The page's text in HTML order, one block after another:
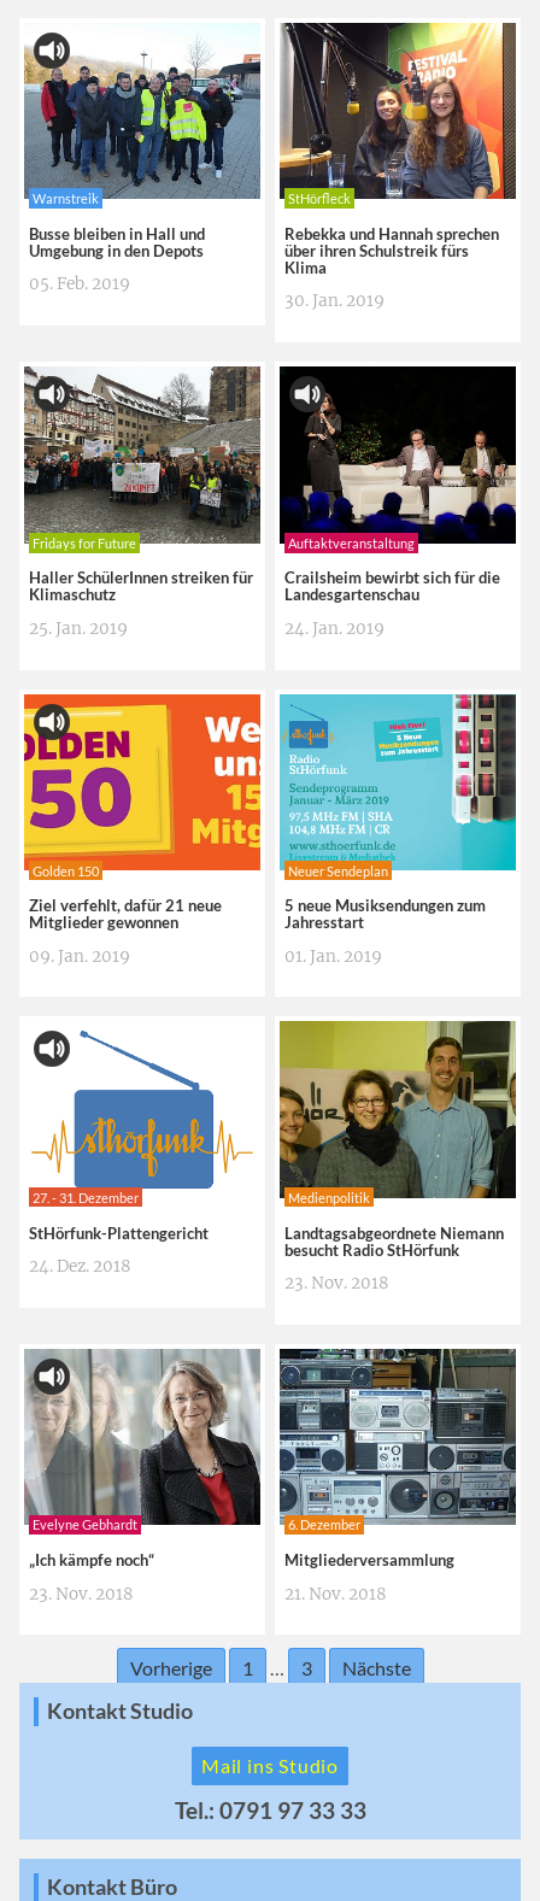
Warnstreik
Busse bleiben in Hall und
Umgebung in den Depots
05. Feb. 2019
StHörfleck
Rebekka und Hannah sprechen
über ihren Schulstreik fürs
Klima
30. Jan. 2019
Fridays for Future
Haller SchülerInnen streiken für
Klimaschutz
25. Jan. 2019
Auftaktveranstaltung
Crailsheim bewirbt sich für die
Landesgartenschau
24. Jan. 2019
Golden 150
Ziel verfehlt, dafür 21 neue
Mitglieder gewonnen
09. Jan. 2019
Neuer Sendeplan
5 neue Musiksendungen zum
Jahresstart
01. Jan. 2019
27. - 31. Dezember
StHörfunk-Plattengericht
24. Dez. 2018
Medienpolitik
Landtagsabgeordnete Niemann
besucht Radio StHörfunk
23. Nov. 2018
Evelyne Gebhardt
„Ich kämpfe noch“
23. Nov. 2018
6. Dezember
Mitgliederversammlung
21. Nov. 2018
Vorherige 1 … 3 Nächste
Kontakt Studio
Mail ins Studio
Tel.: 0791 97 33 33
Kontakt Büro